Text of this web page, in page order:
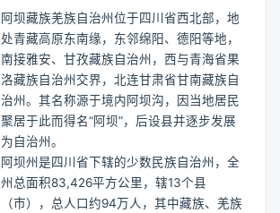
阿坝藏族羌族自治州位于四川省西北部，地
处青藏高原东南缘，东邻绵阳、德阳等地，
南接雅安、甘孜藏族自治州，西与青海省果
洛藏族自治州交界，北连甘肃省甘南藏族自
治州。其名称源于境内阿坝沟，因当地居民
聚居于此而得名“阿坝”，后设县并逐步发展
为自治州。
阿坝州是四川省下辖的少数民族自治州，全
州总面积83,426平方公里，辖13个县
（市），总人口约94万人，其中藏族、羌族